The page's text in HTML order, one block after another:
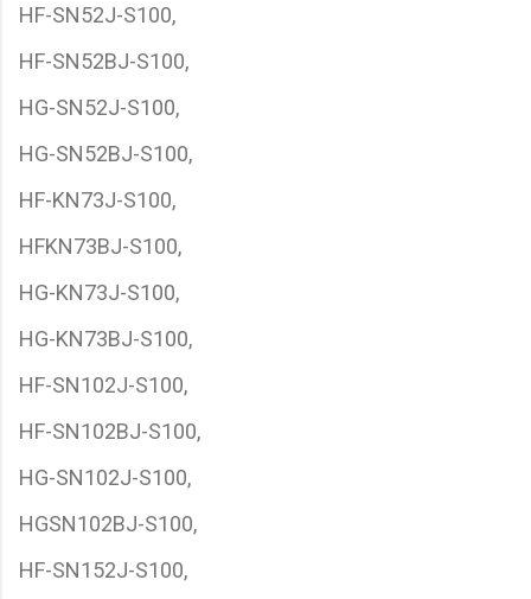
HF-SN52J-S100,
HF-SN52BJ-S100,
HG-SN52J-S100,
HG-SN52BJ-S100,
HF-KN73J-S100,
HFKN73BJ-S100,
HG-KN73J-S100,
HG-KN73BJ-S100,
HF-SN102J-S100,
HF-SN102BJ-S100,
HG-SN102J-S100,
HGSN102BJ-S100,
HF-SN152J-S100,